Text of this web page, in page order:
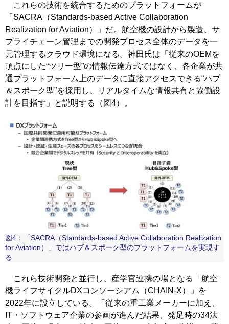
これらの技術を統合するためのプラットフォームが
「SACRA（Standards-based Active Collaboration
Realization for Aviation）」だ。航空機の設計から製造、サ
プライチェーン管理までの開発プロセス全体のデータを一
元管理するクラウド環境になる。神田氏は「従来のOEMを
頂点にした“ツリー型”の情報伝達方式ではなく、各企業が共
通プラットフォーム上のデータに直接アクセスできる“ハブ
＆スポーク型”を採用し、リアルタイムな情報共有と協働設
計を目指す」と説明する（図4）。
図4：「SACRA（Standards-based Active Collaboration Realization
for Aviation）」ではハブ＆スポーク型のプラットフォームを実現す
る
これら技術開発と並行し、産学官連携の場となる「航空
機ライフサイクルDXコンソーシアム（CHAIN-X）」を
2022年に設立している。「従来の重工業メーカーに加え、
IT・ソフトウェア企業の参画が進んだ結果、発足時の34法